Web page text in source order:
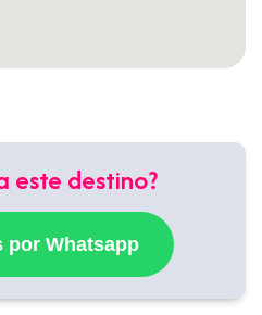
este destino?
por Whatsapp